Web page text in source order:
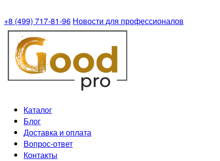
+8 (499) 717-81-96 Новости для профессионалов
Каталог
Блог
Доставка и оплата
Вопрос-ответ
Контакты